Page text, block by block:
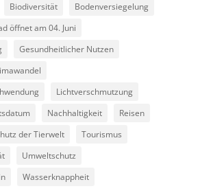
Biodiversität
Bodenversiegelung
öffnet am 04. Juni
Gesundheitlicher Nutzen
Lichtverschmutzung
Nachhaltigkeit
Reisen
der Tierwelt
Tourismus
Umweltschutz
Wasserknappheit